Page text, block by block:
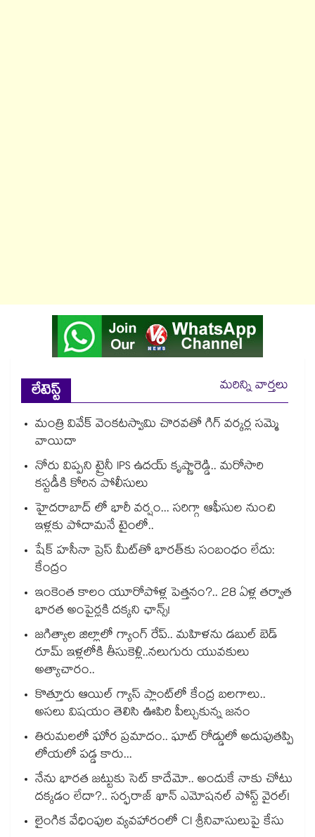
లేటెస్ట్
మరిన్ని వార్తలు
మంత్రి వివేక్ వెంకటస్వామి చొరవతో గిగ్ వర్కర్ల సమ్మె
వాయిదా
నోరు విప్పని ట్రైనీ IPS ఉదయ్ కృష్ణారెడ్డి.. మరోసారి
కస్టడీకి కోరిన పోలీసులు
హైదరాబాద్ లో భారీ వర్షం... సరిగ్గా ఆఫీసుల నుంచి
ఇళ్లకు పోదామనే టైంలో..
షేక్ హసీనా ప్రెస్ మీట్‎తో భారత్‎కు సంబంధం లేదు:
కేంద్రం
ఇంకెంత కాలం యూరోపోళ్ల పెత్తనం?.. 28 ఏళ్ల తర్వాత
భారత అంపైర్లకి దక్కని ఛాన్స్!
జగిత్యాల జిల్లాలో గ్యాంగ్ రేప్.. మహిళను డబుల్ బెడ్
రూమ్ ఇళ్లలోకి తీసుకెళ్లి..నలుగురు యువకులు
అత్యాచారం..
కొత్తూరు ఆయిల్ గ్యాస్⁪ ప్లాంట్⁫లో కేంద్ర బలగాలు..
అసలు విషయం తెలిసి ఊపిరి పీల్చుకున్న జనం
తిరుమలలో ఘోర ప్రమాదం.. ఘాట్ రోడ్డులో అదుపుతప్పి
లోయలో పడ్డ కారు...
నేను భారత జట్టుకు సెట్ కాదేమో.. అందుకే నాకు చోటు
దక్కడం లేదా?.. సర్ఫరాజ్ ఖాన్ ఎమోషనల్ పోస్ట్ వైరల్!
లైంగిక వేధింపుల వ్యవహారంలో CI శ్రీనివాసులుపై కేసు